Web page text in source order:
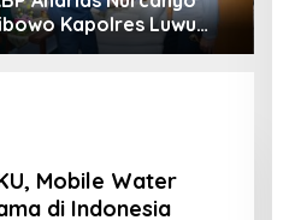
Kapolres Luwu
DPRD, Jalin
Mobile Water
di Indonesia